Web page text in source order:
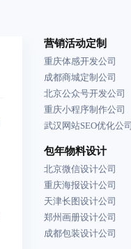
营销活动定制
重庆体感开发公司
成都商城定制公司
北京公众号开发公司
重庆小程序制作公司
武汉网站SEO优化公司
包年物料设计
北京微信设计公司
重庆海报设计公司
天津长图设计公司
郑州画册设计公司
成都包装设计公司